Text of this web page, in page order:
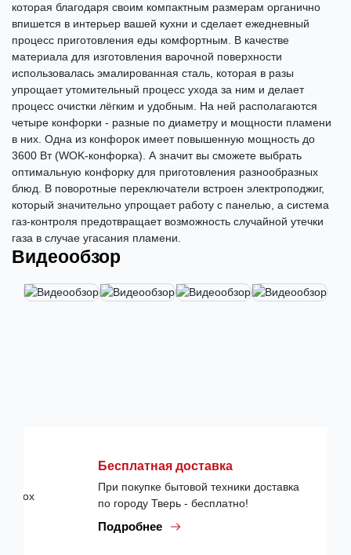
которая благодаря своим компактным размерам органично
впишется в интерьер вашей кухни и сделает ежедневный
процесс приготовления еды комфортным. В качестве
материала для изготовления варочной поверхности
использовалась эмалированная сталь, которая в разы
упрощает утомительный процесс ухода за ним и делает
процесс очистки лёгким и удобным. На ней располагаются
четыре конфорки - разные по диаметру и мощности пламени
в них. Одна из конфорок имеет повышенную мощность до
3600 Вт (WOK-конфорка). А значит вы сможете выбрать
оптимальную конфорку для приготовления разнообразных
блюд. В поворотные переключатели встроен электроподжиг,
который значительно упрощает работу с панелью, а система
газ-контроля предотвращает возможность случайной утечки
газа в случае угасания пламени.
Видеообзор
Бесплатная доставка
При покупке бытовой техники доставка
по городу Тверь - бесплатно!
Подробнее